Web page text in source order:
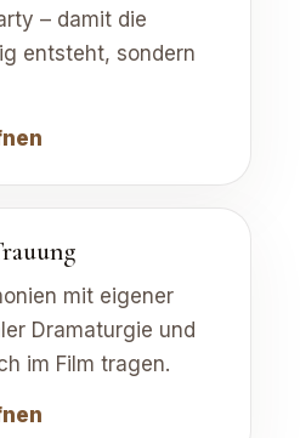
– damit die
entsteht, sondern
mit eigener
Dramaturgie und
im Film tragen.